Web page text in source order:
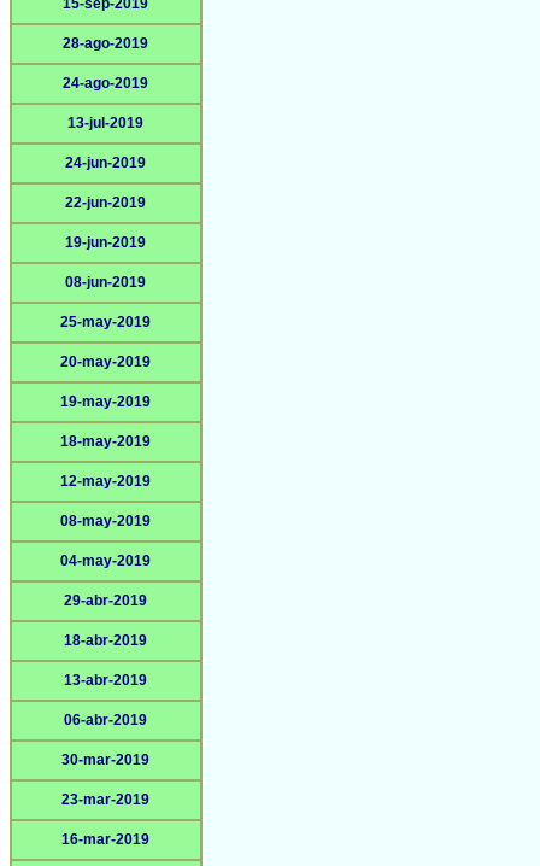
15-sep-2019
28-ago-2019
24-ago-2019
13-jul-2019
24-jun-2019
22-jun-2019
19-jun-2019
08-jun-2019
25-may-2019
20-may-2019
19-may-2019
18-may-2019
12-may-2019
08-may-2019
04-may-2019
29-abr-2019
18-abr-2019
13-abr-2019
06-abr-2019
30-mar-2019
23-mar-2019
16-mar-2019